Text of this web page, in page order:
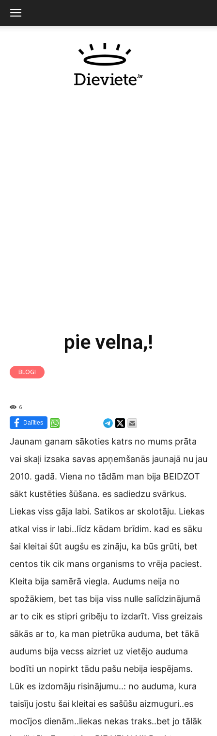
pie velna,!
BLOGI
6
Dalīties
Jaunam ganam sākoties katrs no mums prāta
vai skaļi izsaka savas apņemšanās jaunajā nu jau
2010. gadā. Viena no tādām man bija BEIDZOT
sākt kustēties šūšana. es sadiedzu svārkus.
Liekas viss gāja labi. Satikos ar skolotāju. Liekas
atkal viss ir labi..līdz kādam brīdim. kad es sāku
šai kleitai šūt augšu es zināju, ka būs grūti, bet
centos tik cik mans organisms to vrēja paciest.
Kleita bija samērā viegla. Audums neija no
spožākiem, bet tas bija viss nulle salīdzinājumā
ar to cik es stipri gribēju to izdarīt. Viss greizais
sākās ar to, ka man pietrūka auduma, bet tākā
audums bija vecss aizriet uz vietējo auduma
bodīti un nopirkt tādu pašu nebija iespējams.
Lūk es izdomāju risinājumu..: no auduma, kura
taisīju jostu šai kleitai es sašūšu aizmuguri..es
mocījos dienām..liekas nekas traks..bet jo tālāk